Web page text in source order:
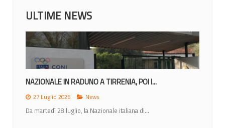
ULTIME NEWS
NAZIONALE IN RADUNO A TIRRENIA, POI I...
27 Luglio 2026 News
Da martedì 28 luglio, la Nazionale italiana di...